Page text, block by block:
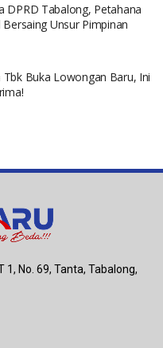
DPRD Tabalong, Petahana
Unsur Pimpinan
Buka Lowongan Baru, Ini
1, No. 69, Tanta, Tabalong,